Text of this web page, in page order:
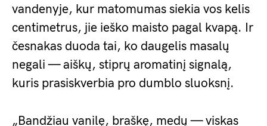
vandenyje, kur matomumas siekia vos kelis
centimetrus, jie ieško maisto pagal kvapą. Ir
česnakas duoda tai, ko daugelis masalų
negali — aiškų, stiprų aromatinį signalą,
kuris prasiskverbia pro dumblo sluoksnį.
„Bandžiau vanilę, braškę, medų — viskas